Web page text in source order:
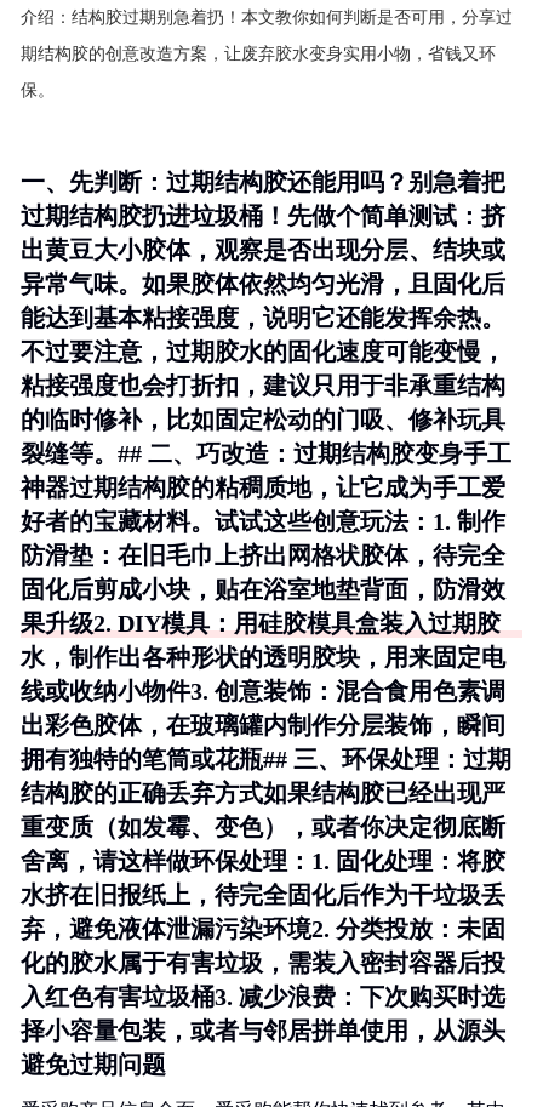
介绍： 结构胶过期别急着扔！本文教你如何判断是否可用，分享过
期结构胶的创意改造方案，让废弃胶水变身实用小物，省钱又环
保。
一、先判断：过期结构胶还能用吗？别急着把
过期结构胶扔进垃圾桶！先做个简单测试：挤
出黄豆大小胶体，观察是否出现分层、结块或
异常气味。如果胶体依然均匀光滑，且固化后
能达到基本粘接强度，说明它还能发挥余热。
不过要注意，过期胶水的固化速度可能变慢，
粘接强度也会打折扣，建议只用于非承重结构
的临时修补，比如固定松动的门吸、修补玩具
裂缝等。## 二、巧改造：过期结构胶变身手工
神器过期结构胶的粘稠质地，让它成为手工爱
好者的宝藏材料。试试这些创意玩法：1. 制作
防滑垫 ：在旧毛巾上挤出网格状胶体，待完全
固化后剪成小块，贴在浴室地垫背面，防滑效
果升级2. DIY模具 ：用硅胶模具盒装入过期胶
水，制作出各种形状的透明胶块，用来固定电
线或收纳小物件3. 创意装饰 ：混合食用色素调
出彩色胶体，在玻璃罐内制作分层装饰，瞬间
拥有独特的笔筒或花瓶## 三、环保处理：过期
结构胶的正确丢弃方式如果结构胶已经出现严
重变质（如发霉、变色），或者你决定彻底断
舍离，请这样做环保处理：1. 固化处理 ：将胶
水挤在旧报纸上，待完全固化后作为干垃圾丢
弃，避免液体泄漏污染环境2. 分类投放 ：未固
化的胶水属于有害垃圾，需装入密封容器后投
入红色有害垃圾桶3. 减少浪费 ：下次购买时选
择小容量包装，或者与邻居拼单使用，从源头
避免过期问题